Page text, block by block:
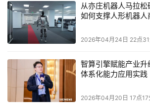
每周六举办“感受科学院研究氛围，成功
益讲座。
本文来源于DOIT传媒，文章内容仅供参考
从亦庄机器人马拉
如何支撑人形机器人
2026年04月24日 22点31
智算引擎赋能产业
体系化能力应用实践
2026年04月20日 17点17